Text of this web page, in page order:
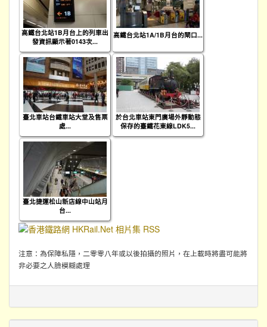
高鐵台北站1B月台上的列車出
發資訊顯示著0143次...
高鐵台北站1A/1B月台的閘口...
臺北車站台鐵車站大堂及售票
處...
於台北車站東門廣場外靜動態
保存的臺鐵花東線LDK5...
臺北捷運松山新店線中山站月
台...
注意：為保障私隱，二零零八年或以後拍攝的照片，在上載時將盡可能將
非必要之人臉模糊處理